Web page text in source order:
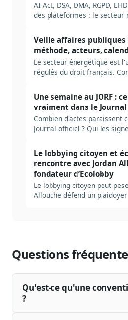
AI Act, DSA, DMA, RGPD,
des plateformes : le secteur
complète pour construire une
numérique et IA en 2026,
sources et erreurs typiques.
Veille affaires publiques
méthode, acteurs,
Le secteur énergétique est
régulés du droit français.
signaux. Méthode complète,
cycle PPE / loi de
climat / ARENH.
Une semaine au JORF :
vraiment dans le
Combien d'actes paraissent
Journal officiel ? Qui les
dans la mécanique réelle du
faut industrialiser pour ne
Le lobbying citoyen et
rencontre avec Jordan
fondateur d’Ecolobby
Le lobbying citoyen peut
Allouche défend un
Questions
Qu'est-ce qu'une
?